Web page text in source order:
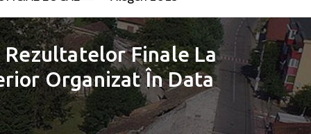
Finale La
Organizat În Data